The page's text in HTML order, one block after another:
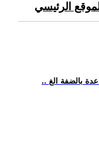
الرئيسي
بالضفة الغ